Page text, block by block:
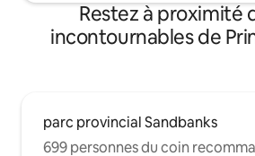
Restez à proximité
incontournables de
parc provincial Sandbanks
699 personnes du coin